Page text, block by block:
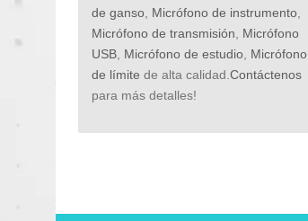
de ganso, Micrófono de instrumento,
Micrófono de transmisión, Micrófono
USB, Micrófono de estudio, Micrófono
de límite de alta calidad.Contáctenos
para más detalles!